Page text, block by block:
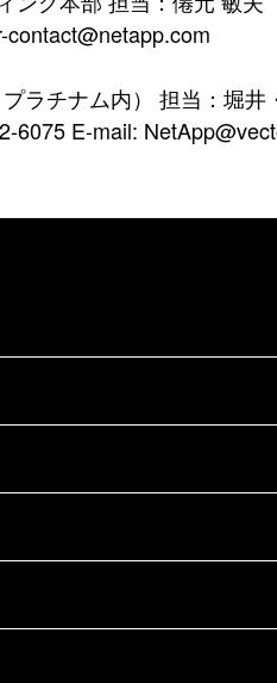
ラチナム内） 担当：堀井
6075 E-mail: